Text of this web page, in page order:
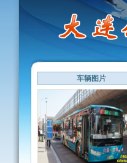
车辆图片